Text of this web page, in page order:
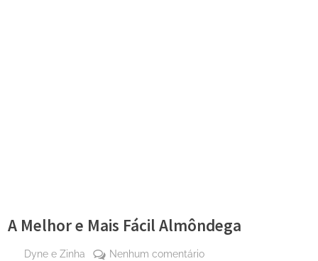
A Melhor e Mais Fácil Almôndega
By
Dyne e Zinha Nenhum comentárioem